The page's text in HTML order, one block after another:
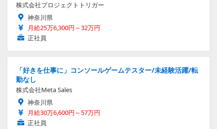
株式会社プロジェクトトリガー
神奈川県
月給25万6,300円～32万円
正社員
「好きを仕事に」コンソールゲームテスター/未経験活躍/転
勤なし
株式会社Meta Sales
神奈川県
月給30万6,600円～57万円
正社員